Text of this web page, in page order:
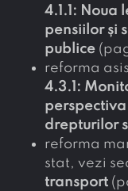
4.1.1: Noua
pensiilor și
publice
reforma
4.3.1:
perspectiva
drepturilor
reforma
stat, vezi
transport